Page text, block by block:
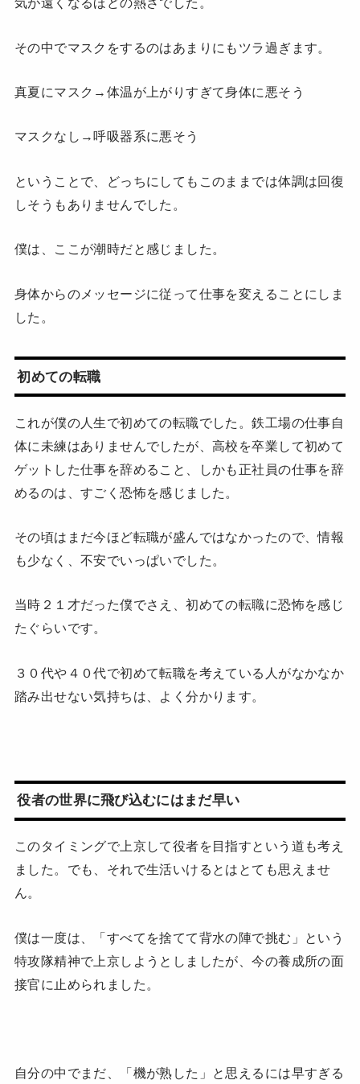
その中でマスクをするのはあまりにもツラ過ぎます。
真夏にマスク→体温が上がりすぎて身体に悪そう
マスクなし→呼吸器系に悪そう
ということで、どっちにしてもこのままでは体調は回復
しそうもありませんでした。
僕は、ここが潮時だと感じました。
身体からのメッセージに従って仕事を変えることにしま
した。
初めての転職
これが僕の人生で初めての転職でした。鉄工場の仕事自
体に未練はありませんでしたが、高校を卒業して初めて
ゲットした仕事を辞めること、しかも正社員の仕事を辞
めるのは、すごく恐怖を感じました。
その頃はまだ今ほど転職が盛んではなかったので、情報
も少なく、不安でいっぱいでした。
当時２１才だった僕でさえ、初めての転職に恐怖を感じ
たぐらいです。
３０代や４０代で初めて転職を考えている人がなかなか
踏み出せない気持ちは、よく分かります。
役者の世界に飛び込むにはまだ早い
このタイミングで上京して役者を目指すという道も考え
ました。でも、それで生活いけるとはとても思えませ
ん。
僕は一度は、「すべてを捨てて背水の陣で挑む」という
特攻隊精神で上京しようとしましたが、今の養成所の面
接官に止められました。
自分の中でまだ、「機が熟した」と思えるには早すぎる